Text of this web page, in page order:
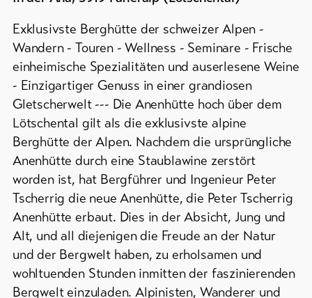
Service
Latest
Webcams
Weather
DEEN FR
Campsites
/
Campgrounds
Mountain
huts
/
inns
Further
accommodation
Shops
To
overview
Exklusivste Berghütte der schweizer Alpen -
Wandern - Touren - Wellness - Seminare - Frische
einheimische Spezialitäten und auserlesene Weine
- Einzigartiger Genuss in einer grandiosen
Gletscherwelt --- Die Anenhütte hoch über dem
Lötschental gilt als die exklusivste alpine
Berghütte der Alpen. Nachdem die ursprüngliche
Anenhütte durch eine Staublawine zerstört
worden ist, hat Bergführer und Ingenieur Peter
Tscherrig die neue Anenhütte, die Peter Tscherrig
Anenhütte erbaut. Dies in der Absicht, Jung und
Alt, und all diejenigen die Freude an der Natur
und der Bergwelt haben, zu erholsamen und
wohltuenden Stunden inmitten der faszinierenden
Bergwelt einzuladen. Alpinisten, Wanderer und